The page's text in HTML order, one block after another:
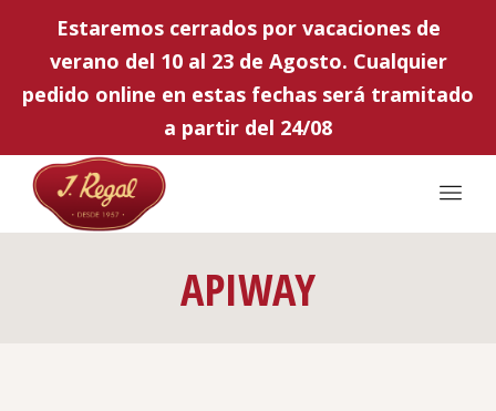
Estaremos cerrados por vacaciones de
verano del 10 al 23 de Agosto. Cualquier
pedido online en estas fechas será tramitado
a partir del 24/08
APIWAY